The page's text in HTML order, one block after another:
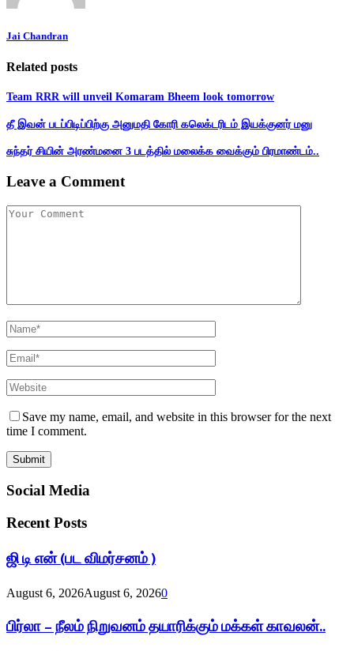
Jai Chandran
Related posts
Team RRR will unveil Komaram Bheem look tomorrow
தீ இவன் படப்பிடிப்பிற்கு அனுமதி கோரி கலெக்டரிடம் இயக்குனர் மனு
சுந்தர் சியின் அரண்மனை 3 படத்தில் மலைக்க வைக்கும் பிரமாண்டம்..
Leave a Comment
Save my name, email, and website in this browser for the next
time I comment.
Social Media
Recent Posts
ஜி டி என் (பட விமர்சனம் )
August 6, 2026August 6, 20260
பிர்லா – நீலம் நிறுவனம் தயாரிக்கும் மக்கள் காவலன்..